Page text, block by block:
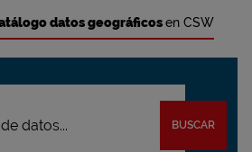
datos geográficosen CSW
BUSCAR